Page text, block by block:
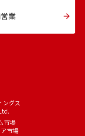
業
ングス
市場
市場